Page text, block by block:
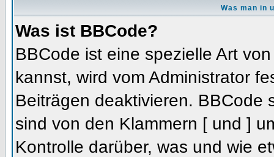
Was man in
Was ist BBCode?
BBCode ist eine spezielle Art
kannst, wird vom Administrator
Beiträgen deaktivieren. BBCode
sind von den Klammern [ und ]
Kontrolle darüber, was und wie